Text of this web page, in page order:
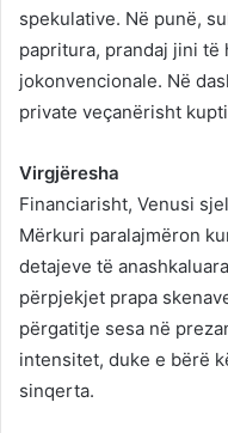
spekulative. Në punë,
papritura, prandaj jini të
jokonvencionale. Në
private veçanërisht
Virgjëresha
Financiarisht, Venusi
Mërkuri paralajmëron
detajeve të
përpjekjet prapa
përgatitje sesa në
intensitet, duke e bërë
sinqerta.